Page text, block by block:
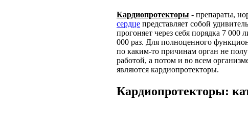
Кардиопротекторы - препараты,
сердце представляет собой
прогоняет через себя порядка 7
000 раз. Для полноценного
по каким-то причинам орган не
работой, а потом и во всем
являются кардиопротекторы.
Кардиопротекторы: